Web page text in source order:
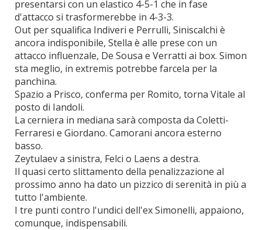
presentarsi con un elastico 4-5-1 che in fase
d'attacco si trasformerebbe in 4-3-3.
Out per squalifica Indiveri e Perrulli, Siniscalchi è
ancora indisponibile, Stella è alle prese con un
attacco influenzale, De Sousa e Verratti ai box. Simon
sta meglio, in extremis potrebbe farcela per la
panchina.
Spazio a Prisco, conferma per Romito, torna Vitale al
posto di Iandoli.
La cerniera in mediana sarà composta da Coletti-
Ferraresi e Giordano. Camorani ancora esterno
basso.
Zeytulaev a sinistra, Felci o Laens a destra.
Il quasi certo slittamento della penalizzazione al
prossimo anno ha dato un pizzico di serenità in più a
tutto l'ambiente.
I tre punti contro l'undici dell'ex Simonelli, appaiono,
comunque, indispensabili.